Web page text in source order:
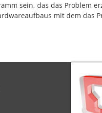
sein, das das Problem
mit dem das